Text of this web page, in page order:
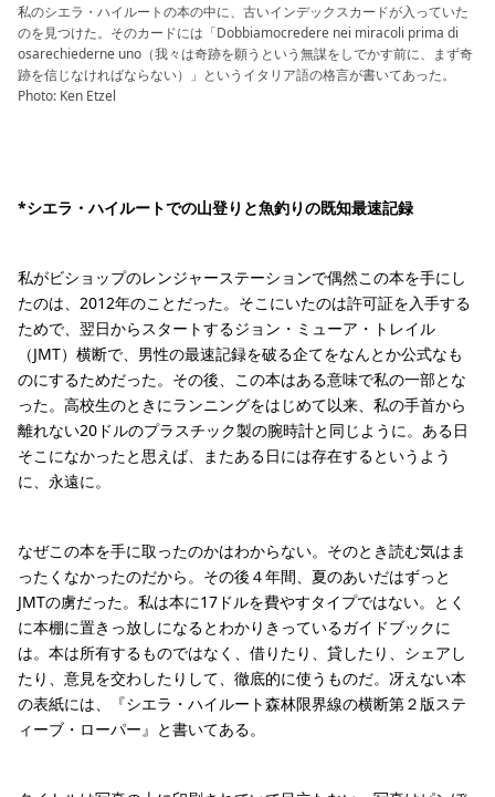
私のシエラ・ハイルートの本の中に、古いインデックスカードが入っていた
のを見つけた。そのカードには「Dobbiamocredere nei miracoli prima di
osarechiederne uno（我々は奇跡を願うという無謀をしでかす前に、まず奇
跡を信じなければならない）」というイタリア語の格言が書いてあった。
Photo: Ken Etzel
*シエラ・ハイルートでの山登りと魚釣りの既知最速記録
私がビショップのレンジャーステーションで偶然この本を手にし
たのは、2012年のことだった。そこにいたのは許可証を入手する
ためで、翌日からスタートするジョン・ミューア・トレイル
（JMT）横断で、男性の最速記録を破る企てをなんとか公式なも
のにするためだった。その後、この本はある意味で私の一部とな
った。高校生のときにランニングをはじめて以来、私の手首から
離れない20ドルのプラスチック製の腕時計と同じように。ある日
そこになかったと思えば、またある日には存在するというよう
に、永遠に。
なぜこの本を手に取ったのかはわからない。そのとき読む気はま
ったくなかったのだから。その後４年間、夏のあいだはずっと
JMTの虜だった。私は本に17ドルを費やすタイプではない。とく
に本棚に置きっ放しになるとわかりきっているガイドブックに
は。本は所有するものではなく、借りたり、貸したり、シェアし
たり、意見を交わしたりして、徹底的に使うものだ。冴えない本
の表紙には、『シエラ・ハイルート森林限界線の横断第２版ステ
ィーブ・ローパー』と書いてある。